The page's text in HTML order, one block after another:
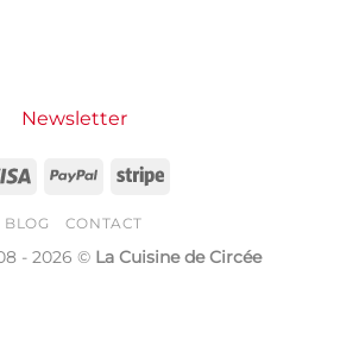
Newsletter
Visa PayPal Stripe
BLOG CONTACT
- 2026 © La Cuisine de Circée